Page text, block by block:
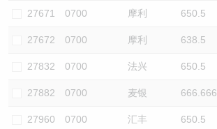
27671 0700 摩利 650.5
27672 0700 摩利 638.5
27832 0700 法兴 650.5
27882 0700 麦银 666.666
27960 0700 汇丰 650.5